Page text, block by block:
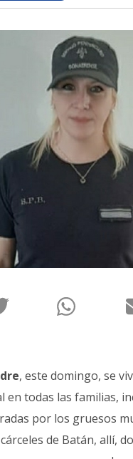
, este domingo, se
en todas las familias,
por los gruesos
de Batán, allí,